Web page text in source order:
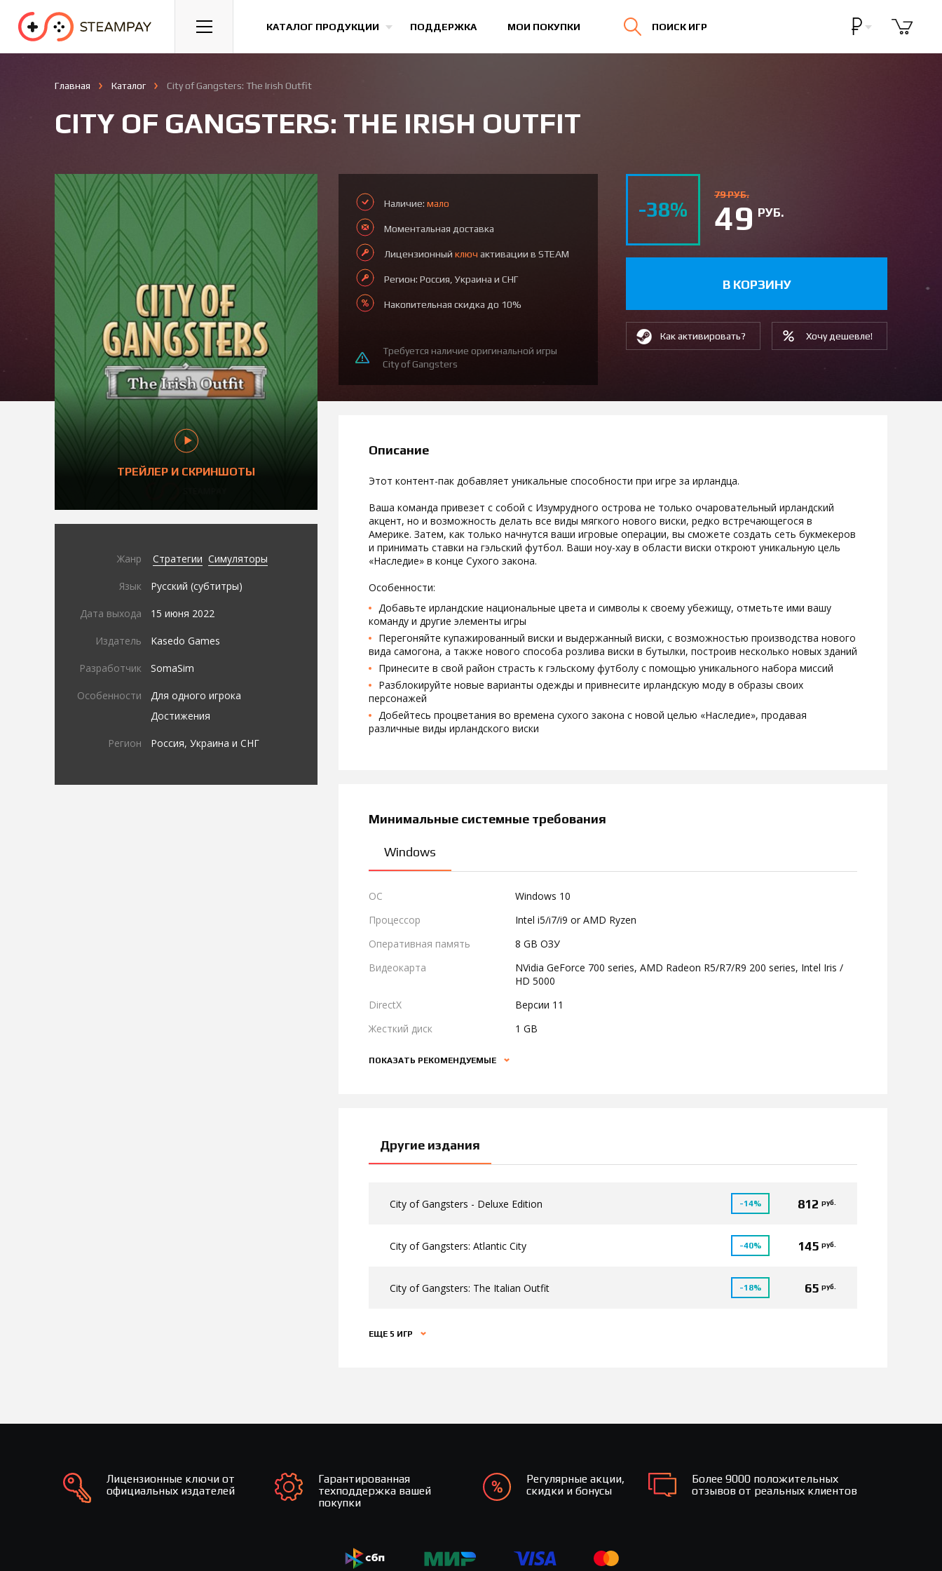
КАТАЛОГ ПРОДУКЦИИ ПОДДЕРЖКА МОИ ПОКУПКИ ПОИСК ИГР
Спорт Гонки Казуальные Все игры
Главная Каталог City of Gangsters: The Irish Outfit
CITY OF GANGSTERS: THE IRISH OUTFIT
ТРЕЙЛЕР И СКРИНШОТЫ
Жанр Стратегии Симуляторы
Язык Русский (субтитры)
Дата выхода 15 июня 2022
Издатель Kasedo Games
Разработчик SomaSim
Особенности
Для одного игрока
Достижения
Регион Россия, Украина и СНГ
Наличие: мало
Моментальная доставка
Лицензионный ключ активации в STEAM
Регион: Россия, Украина и СНГ
Накопительная скидка до 10%
Требуется наличие оригинальной игры
City of Gangsters
-38%
79 РУБ.
49РУБ.
В КОРЗИНУ
Как активировать? Хочу дешевле!
Описание
Этот контент-пак добавляет уникальные способности при игре за ирландца.
Ваша команда привезет с собой с Изумрудного острова не только очаровательный ирландский
акцент, но и возможность делать все виды мягкого нового виски, редко встречающегося в
Америке. Затем, как только начнутся ваши игровые операции, вы сможете создать сеть букмекеров
и принимать ставки на гэльский футбол. Ваши ноу-хау в области виски откроют уникальную цель
«Наследие» в конце Сухого закона.
Особенности:
Добавьте ирландские национальные цвета и символы к своему убежищу, отметьте ими вашу
команду и другие элементы игры
Перегоняйте купажированный виски и выдержанный виски, с возможностью производства нового
вида самогона, а также нового способа розлива виски в бутылки, построив несколько новых зданий
Принесите в свой район страсть к гэльскому футболу с помощью уникального набора миссий
Разблокируйте новые варианты одежды и привнесите ирландскую моду в образы своих
персонажей
Добейтесь процветания во времена сухого закона с новой целью «Наследие», продавая
различные виды ирландского виски
Минимальные системные требования
Windows
ОС
Windows 10
Процессор
Intel i5/i7/i9 or AMD Ryzen
Оперативная память
8 GB ОЗУ
Видеокарта
NVidia GeForce 700 series, AMD Radeon R5/R7/R9 200 series, Intel Iris /
HD 5000
DirectX
Версии 11
Жесткий диск
1 GB
ПОКАЗАТЬ РЕКОМЕНДУЕМЫЕ
Другие издания
City of Gangsters - Deluxe Edition -14% 812 руб.
City of Gangsters: Atlantic City -40% 145 руб.
City of Gangsters: The Italian Outfit -18% 65 руб.
ЕЩЕ 5 ИГР
Лицензионные ключи от
официальных издателей
Гарантированная
техподдержка вашей
покупки
Регулярные акции,
скидки и бонусы
Более 9000 положительных
отзывов от реальных клиентов